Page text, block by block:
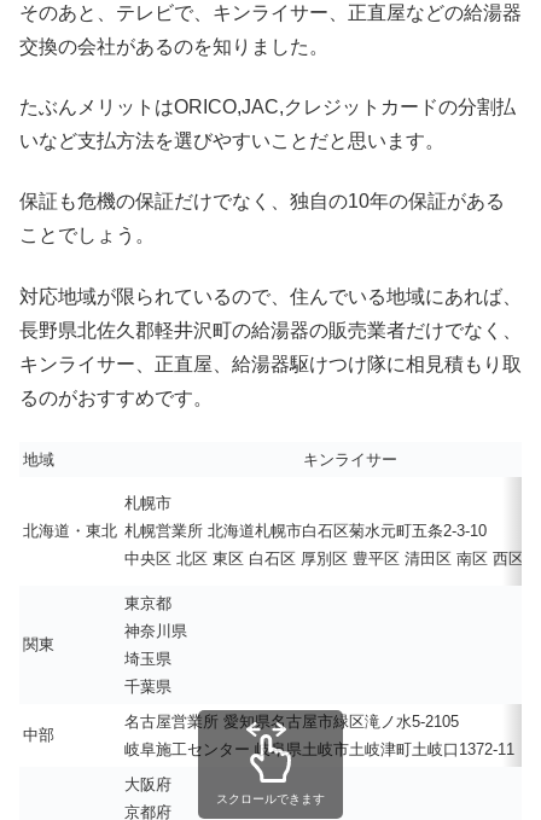
そのあと、テレビで、キンライサー、正直屋などの給湯器
交換の会社があるのを知りました。
たぶんメリットはORICO,JAC,クレジットカードの分割払
いなど支払方法を選びやすいことだと思います。
保証も危機の保証だけでなく、独自の10年の保証がある
ことでしょう。
対応地域が限られているので、住んでいる地域にあれば、
長野県北佐久郡軽井沢町の給湯器の販売業者だけでなく、
キンライサー、正直屋、給湯器駆けつけ隊に相見積もり取
るのがおすすめです。
地域 キンライサー
北海道・東北
札幌市
札幌営業所 北海道札幌市白石区菊水元町五条2-3-10
中央区 北区 東区 白石区 厚別区 豊平区 清田区 南区 西区
関東
東京都
神奈川県
埼玉県
千葉県
中部
名古屋営業所 愛知県名古屋市緑区滝ノ水5-2105
岐阜施工センター 岐阜県土岐市土岐津町土岐口1372-11
大阪府
京都府
スクロールできます